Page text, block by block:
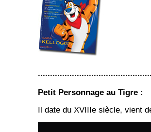
Petit Personnage au Tigre :
Il date du XVIIIe siècle, vient